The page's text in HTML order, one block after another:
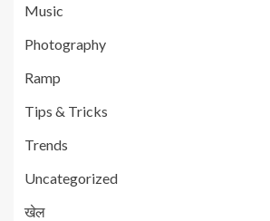
Music
Photography
Ramp
Tips & Tricks
Trends
Uncategorized
खेल